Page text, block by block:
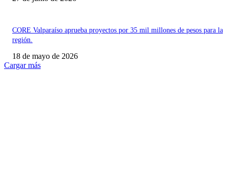
CORE Valparaíso aprueba proyectos por 35 mil millones de pesos para la
región.
18 de mayo de 2026
Cargar más